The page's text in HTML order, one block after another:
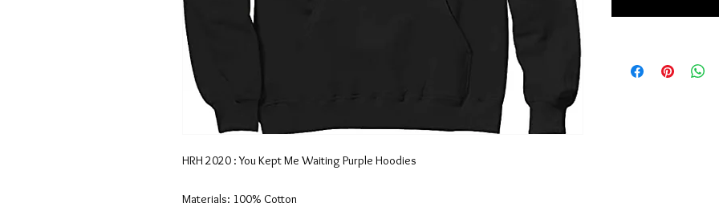
HRH 2020 : You Kept Me Waiting Purple Hoodies
Materials: 100% Cotton